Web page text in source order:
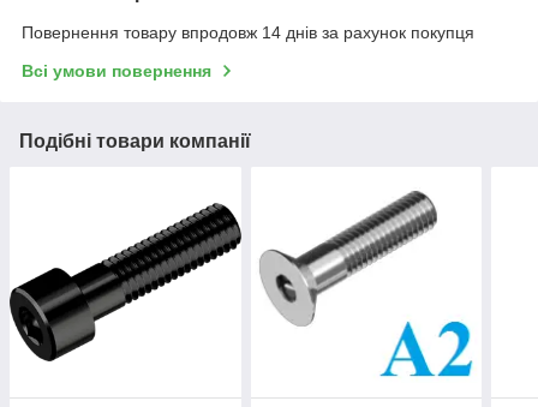
Повернення товару впродовж 14 днів за рахунок покупця
Всі умови повернення
Подібні товари компанії